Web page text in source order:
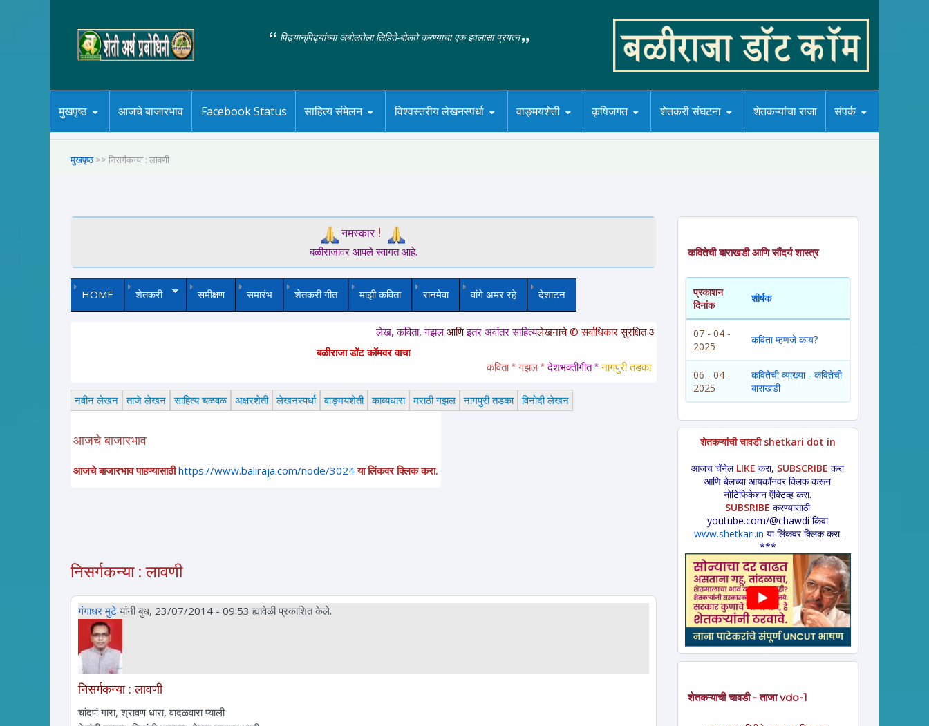
पिढ्यान्‌पिढ्यांच्या अबोलतेला लिहिते-बोलते करण्याचा एक इवलासा प्रयत्न
मुखपृष्ठ आजचे बाजारभाव Facebook Status साहित्य संमेलन विश्वस्तरीय लेखनस्पर्धा वाङ्मयशेती कृषिजगत शेतकरी संघटना शेतकऱ्यांचा राजा संपर्क
मुखपृष्ठ >> निसर्गकन्या : लावणी
नमस्कार!
बळीराजावर आपले स्वागत आहे.
HOME शेतकरी समीक्षण समारंभ शेतकरी गीत माझी कविता रानमेवा वांगे अमर रहे देशाटन
लेख, कविता, गझलआणिइतर अवांतर साहित्यलेखनाचे© सर्वाधिकारसुरक्षित आहेत. या साईटवरचे साहित्य इतरांना पाठवायचे असल्यास कृपया साईटचा पत्ता इतरांना
बळीराजा डॉट कॉमवर वाचा
कविता * गझल * देशभक्तीगीत * नागपुरी तडका * लावणी * अंगाईगीत * शेतकरीगीत * ललीत लेख * कथा *
नवीन लेखन ताजे लेखन साहित्य चळवळ अक्षरशेती लेखनस्पर्धा वाङ्मयशेती काव्यधारा मराठी गझल नागपुरी तडका विनोदी लेखन
आजचे बाजारभाव
आजचे बाजारभाव पाहण्यासाठी https://www.baliraja.com/node/3024 या लिंकवर क्लिक करा.
निसर्गकन्या : लावणी
गंगाधर मुटेयांनी बुध, 23/07/2014 - 09:53 ह्यावेळी प्रकाशित केले.
निसर्गकन्या : लावणी
चांदणं गारा, श्रावण धारा, वादळवारा प्याली
कवितेची बाराखडी आणि सौंदर्य शास्त्र
प्रकाशन
दिनांक
शीर्षक
07 - 04 -
2025
कविता म्हणजे काय?
06 - 04 -
2025
कवितेची व्याख्या - कवितेची
बाराखडी
शेतकऱ्यांची चावडी shetkari dot in
आजच चॅनेल LIKE करा, SUBSCRIBE करा
आणि बेलच्या आयकॉनवर क्लिक करून
नोटिफिकेशन ऍक्टिव्ह करा.
SUBSRIBE करण्यासाठी
youtube.com/@chawdi किंवा
www.shetkari.in या लिंकवर क्लिक करा.
***
शेतकऱ्याची चावडी - ताजा vdo-1